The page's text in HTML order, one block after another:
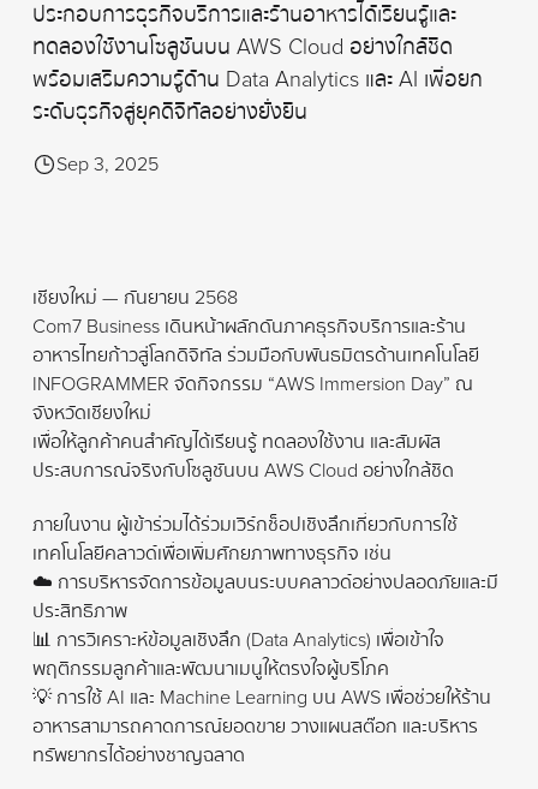
ประกอบการธุรกิจบริการและร้านอาหารได้เรียนรู้และ
ทดลองใช้งานโซลูชันบน AWS Cloud อย่างใกล้ชิด
พร้อมเสริมความรู้ด้าน Data Analytics และ AI เพื่อยก
ระดับธุรกิจสู่ยุคดิจิทัลอย่างยั่งยืน
Sep 3, 2025
เชียงใหม่ — กันยายน 2568
Com7 Business เดินหน้าผลักดันภาคธุรกิจบริการและร้าน
อาหารไทยก้าวสู่โลกดิจิทัล ร่วมมือกับพันธมิตรด้านเทคโนโลยี
INFOGRAMMER จัดกิจกรรม “AWS Immersion Day” ณ
จังหวัดเชียงใหม่
เพื่อให้ลูกค้าคนสำคัญได้เรียนรู้ ทดลองใช้งาน และสัมผัส
ประสบการณ์จริงกับโซลูชันบน AWS Cloud อย่างใกล้ชิด
ภายในงาน ผู้เข้าร่วมได้ร่วมเวิร์กช็อปเชิงลึกเกี่ยวกับการใช้
เทคโนโลยีคลาวด์เพื่อเพิ่มศักยภาพทางธุรกิจ เช่น
☁️ การบริหารจัดการข้อมูลบนระบบคลาวด์อย่างปลอดภัยและมี
ประสิทธิภาพ
📊 การวิเคราะห์ข้อมูลเชิงลึก (Data Analytics) เพื่อเข้าใจ
พฤติกรรมลูกค้าและพัฒนาเมนูให้ตรงใจผู้บริโภค
💡 การใช้ AI และ Machine Learning บน AWS เพื่อช่วยให้ร้าน
อาหารสามารถคาดการณ์ยอดขาย วางแผนสต๊อก และบริหาร
ทรัพยากรได้อย่างชาญฉลาด